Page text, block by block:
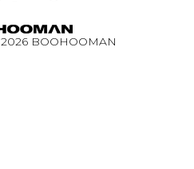
2026BOOHOOMAN